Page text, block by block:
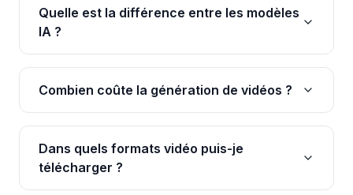
Quelle est la différence entre les modèles
IA ?
Combien coûte la génération de vidéos ?
Dans quels formats vidéo puis-je
télécharger ?